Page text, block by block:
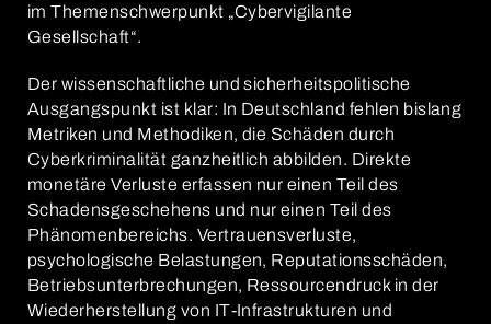
im Themenschwerpunkt „Cybervigilante
Gesellschaft“.
Der wissenschaftliche und sicherheitspolitische
Ausgangspunkt ist klar: In Deutschland fehlen bislang
Metriken und Methodiken, die Schäden durch
Cyberkriminalität ganzheitlich abbilden. Direkte
monetäre Verluste erfassen nur einen Teil des
Schadensgeschehens und nur einen Teil des
Phänomenbereichs. Vertrauensverluste,
psychologische Belastungen, Reputationsschäden,
Betriebsunterbrechungen, Ressourcendruck in der
Wiederherstellung von IT-Infrastrukturen und